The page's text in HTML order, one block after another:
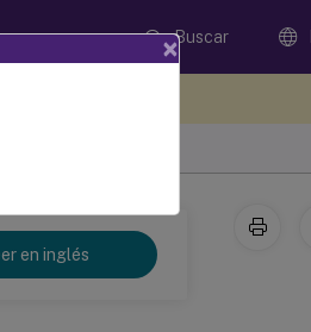
Buscar
en inglés
×